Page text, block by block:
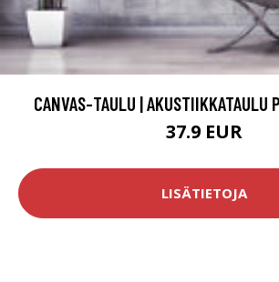
CANVAS-TAULU | AKUSTIIKKATAULU
37.9 EUR
LISÄTIETOJA